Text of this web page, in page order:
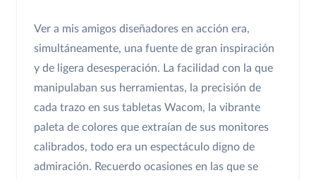
Ver a mis amigos diseñadores en acción era,
simultáneamente, una fuente de gran inspiración
y de ligera desesperación. La facilidad con la que
manipulaban sus herramientas, la precisión de
cada trazo en sus tabletas Wacom, la vibrante
paleta de colores que extraían de sus monitores
calibrados, todo era un espectáculo digno de
admiración. Recuerdo ocasiones en las que se